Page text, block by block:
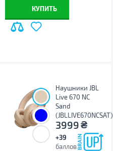
КУПИТЬ
Наушники JBL
Live 670 NC
Sand
(JBLLIVE670NCSAT)
3999₴
+39
баллов